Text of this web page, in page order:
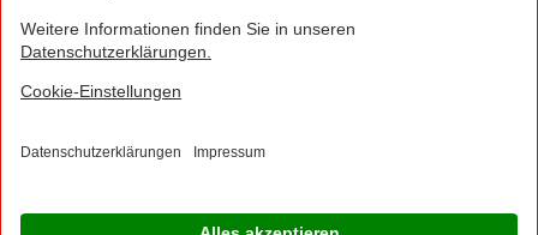
Barrierefreiheitserklärung Compliance
Jetzt Ihre NORMA Filiale auswählen und noch
mehr Angebote entdecken!